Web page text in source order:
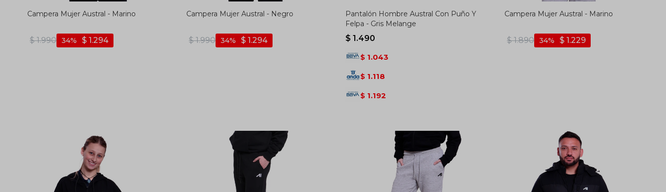
Campera Mujer Austral - Marino
$ 1.990 $ 1.294
34
Campera Mujer Austral - Negro
$ 1.990 $ 1.294
34
Pantalón Hombre Austral Con Puño Y
Felpa - Gris Melange
$ 1.490
$ 1.043
$ 1.118
$ 1.192
Campera Mujer Austral - Marino
$ 1.890 $ 1.229
34